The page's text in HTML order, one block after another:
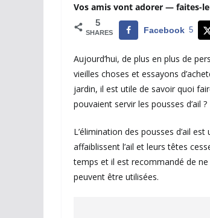
Vos amis vont adorer — faites-
5
SHARES Facebook 5
Aujourd’hui, de plus en plus de
vieilles choses et essayons
jardin, il est utile de savoir quoi
pouvaient servir les pousses d’ail ?
L’élimination des pousses d’ail
affaiblissent l’ail et leurs têtes
temps et il est recommandé de
peuvent être utilisées.